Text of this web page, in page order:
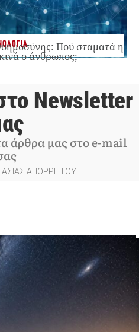
Πού σταματά η
ο άνθρωπος;
Newsletter
άρθρα μας στο e-mail
ΑΠΟΡΡΗΤΟΥ